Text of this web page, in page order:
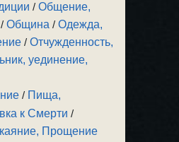
/Общение,
/Община /Одежда,
/Отчужденность,
уединение,
/ Пища,
к Смерти /
Прощение